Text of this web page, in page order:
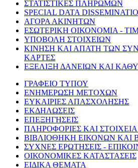
ΣΤΑΤΙΣΤΙΚΕΣ ΠΛΗΡΩΜΩΝ
SPECIAL DATA
ΑΓΟΡΑ ΑΚΙΝΗΤΩΝ
ΕΣΩΤΕΡΙΚΗ ΟΙΚΟΝΟΜΙΑ -
ΥΠΟΒΟΛΗ ΣΤΟΙΧΕΙΩΝ
ΚΙΝΗΣΗ ΚΑΙ ΑΠΑΤΗ ΤΩΝ
ΚΑΡΤΕΣ
ΕΞΕΛΙΞΗ ΔΑΝΕΙΩΝ ΚΑΙ
ΓΡΑΦΕΙΟ ΤΥΠΟΥ
ΕΝΗΜΕΡΩΣΗ ΜΕΤΟΧΩΝ
ΕΥΚΑΙΡΙΕΣ ΑΠΑΣΧΟΛΗΣΗΣ
ΕΚΔΗΛΩΣΕΙΣ
ΕΠΕΞΗΓΗΣΕΙΣ
ΠΛΗΡΟΦΟΡΙΕΣ ΚΑΙ
ΒΙΒΛΙΟΘΗΚΗ ΕΙΚΟΝΩΝ ΚΑΙ
ΣΥΧΝΕΣ ΕΡΩΤΗΣΕΙΣ -
ΟΙΚΟΝΟΜΙΚΕΣ ΚΑΤΑΣΤΑΣΕΙΣ
ΕΙΔΙΚΑ ΘΕΜΑΤΑ